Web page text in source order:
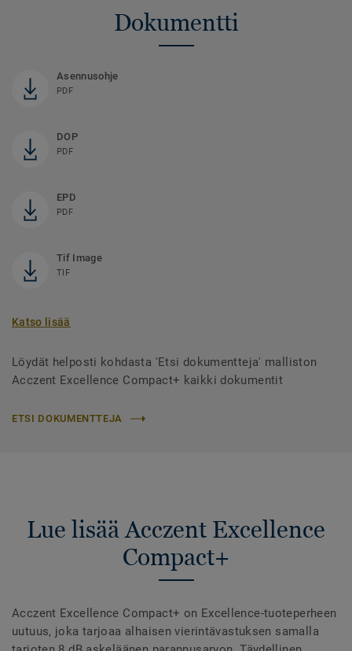
Dokumentti
Asennusohje
PDF
DOP
PDF
EPD
PDF
Tif Image
TIF
Katso lisää
Löydät helposti kohdasta 'Etsi dokumentteja' malliston
Acczent Excellence Compact+ kaikki dokumentit
ETSI DOKUMENTTEJA
Lue lisää Acczent Excellence
Compact+
Acczent Excellence Compact+ on Excellence-tuoteperheen
uutuus, joka tarjoaa alhaisen vierintävastuksen samalla